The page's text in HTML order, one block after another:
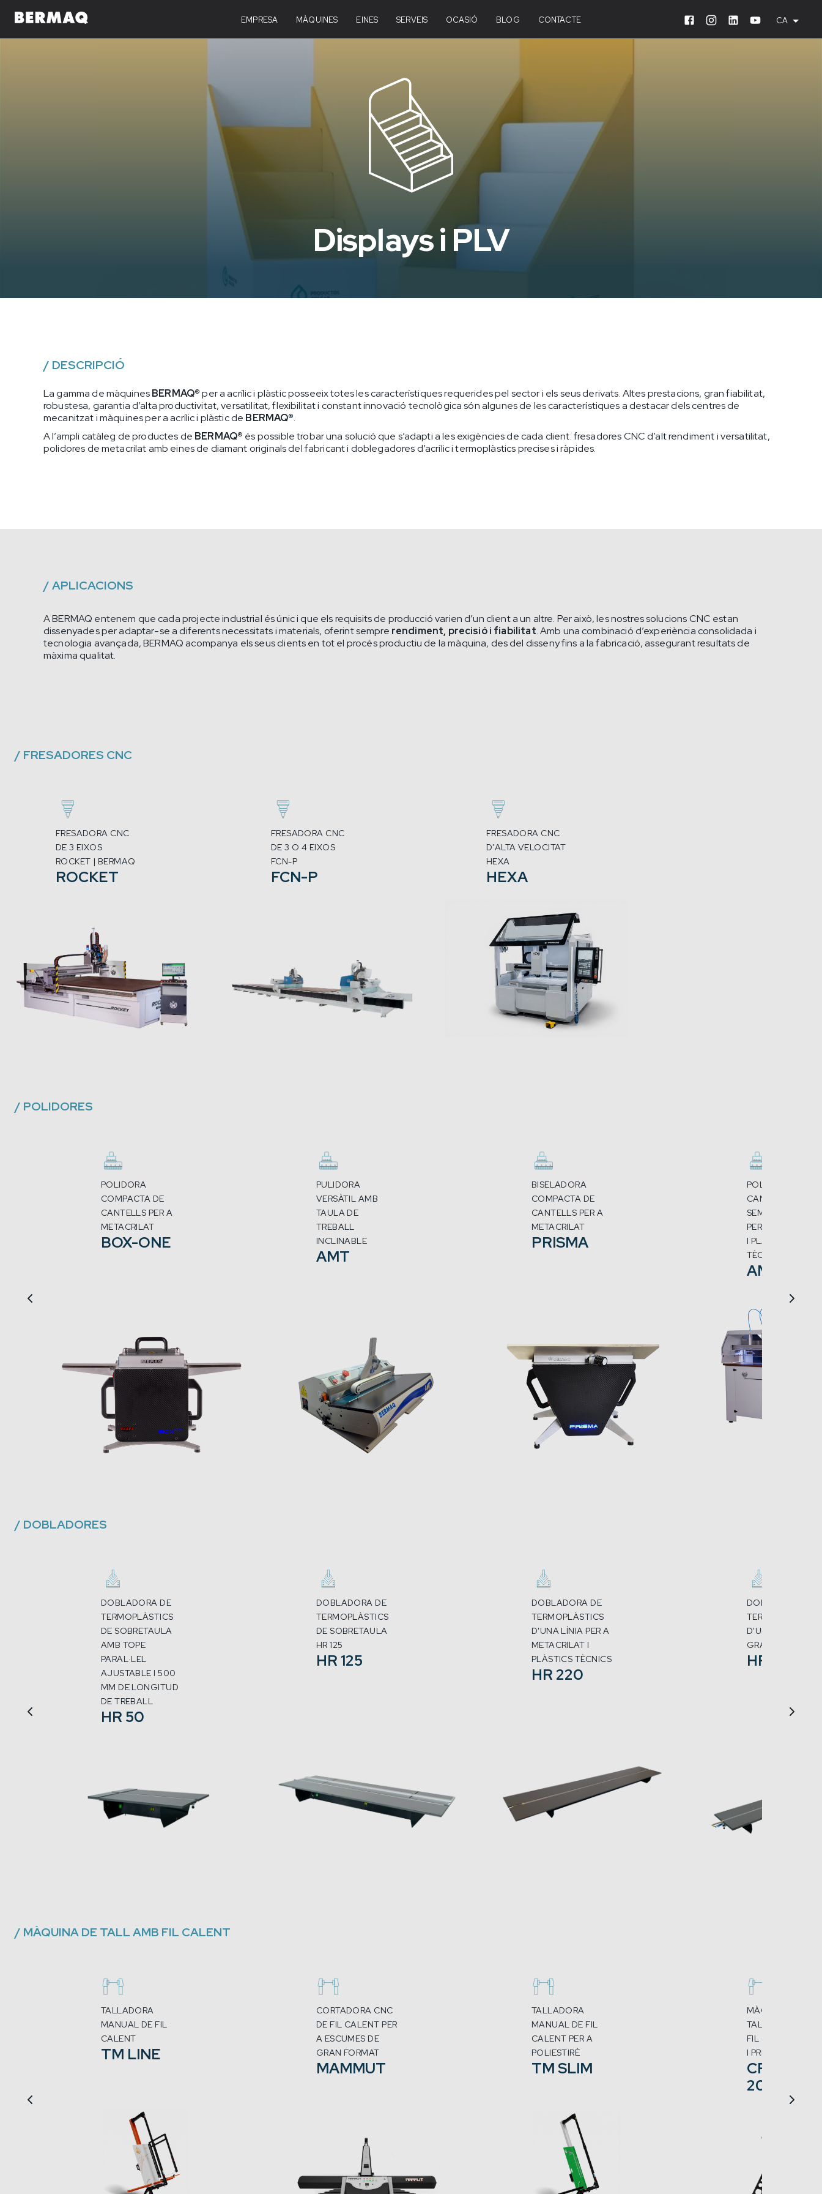
EMPRESA MÀQUINES EINES SERVEIS OCASIÓ BLOG CONTACTE CA
Displays i PLV
/ DESCRIPCIÓ
La gamma de màquinesBERMAQ®per a acrílic i plàstic posseeix totes les característiques requerides pel sector i els seus derivats. Altes prestacions, gran fiabilitat,
robustesa, garantia d’alta productivitat, versatilitat, flexibilitat i constant innovació tecnològica són algunes de les característiques a destacar dels centres de
mecanitzat i màquines per a acrílic i plàstic de BERMAQ®.
A l’ampli catàleg de productes de BERMAQ® és possible trobar una solució que s’adapti a les exigències de cada client: fresadores CNC d’alt rendiment i versatilitat,
polidores de metacrilat amb eines de diamant originals del fabricant i doblegadores d’acrílic i termoplàstics precises i ràpides.
/APLICACIONS
A BERMAQ entenem que cada projecte industrial és únic i que els requisits de producció varien d’un client a un altre. Per això, les nostres solucions CNC estan
dissenyades per adaptar-se a diferents necessitats i materials, oferint sempre rendiment, precisió i fiabilitat. Amb una combinació d’experiència consolidada i
tecnologia avançada, BERMAQ acompanya els seus clients en tot el procés productiu de la màquina, des del disseny fins a la fabricació, assegurant resultats de
màxima qualitat.
/ FRESADORES CNC
FRESADORA CNC
DE 3 EIXOS
ROCKET | BERMAQ
ROCKET
FRESADORA CNC
DE 3 O 4 EIXOS
FCN-P
FCN-P
FRESADORA CNC
D'ALTA VELOCITAT
HEXA
HEXA
/ POLIDORES
POLIDORA
COMPACTA DE
CANTELLS PER A
METACRILAT
BOX-ONE
PULIDORA
VERSÀTIL AMB
TAULA DE
TREBALL
INCLINABLE
AMT
BISELADORA
COMPACTA DE
CANTELLS PER A
METACRILAT
PRISMA
POLIDORA DE
CANTELLS
PER A
I PLÀSTICS
TÈCNICS
AM2-I
/ DOBLADORES
DOBLADORA DE
TERMOPLÀSTICS
DE SOBRETAULA
AMB TOPE
PARAL·LEL
AJUSTABLE I 500
MM DE LONGITUD
DE TREBALL
HR 50
DOBLADORA DE
TERMOPLÀSTICS
DE SOBRETAULA
HR 125
HR 125
DOBLADORA DE
TERMOPLÀSTICS
D'UNA LÍNIA PER A
METACRILAT I
PLÀSTICS TÈCNICS
HR 220
DOBLADORA DE
TERMOPLÀSTICS
D'UNA LÍNIA PER
GRANS FORMATS
HR 300
/ MÀQUINA DE TALL AMB FIL CALENT
TALLADORA
MANUAL DE FIL
CALENT
TM LINE
CORTADORA CNC
DE FIL CALENT PER
A ESCUMES DE
GRAN FORMAT
MAMMUT
TALLADORA
MANUAL DE FIL
CALENT PER A
POLIESTIRÈ
TM SLIM
MÀQUINA
TALLADORA DE
FIL CALENT
I PRECISA
CREAM
200